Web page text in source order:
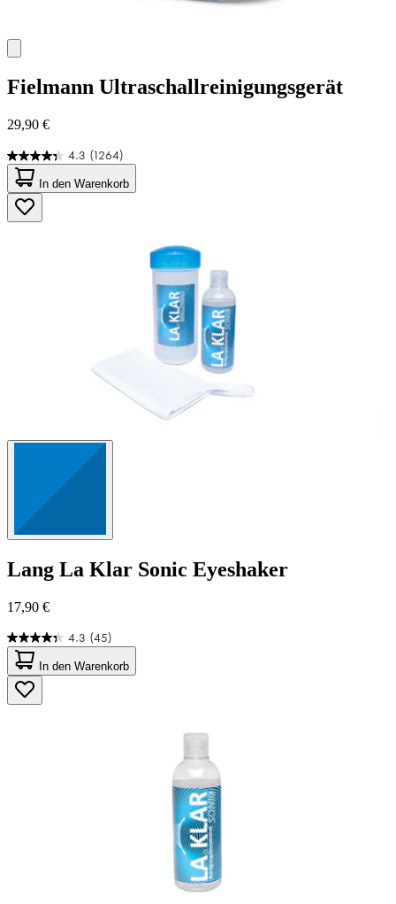
Fielmann Ultraschallreinigungsgerät
29,90 €
4.3 (1264)
4.3
von
5
Sternen.
1264
In den Warenkorb
Lang La Klar Sonic Eyeshaker
17,90 €
4.3 (45)
4.3
von
5
Sternen.
45
In den Warenkorb